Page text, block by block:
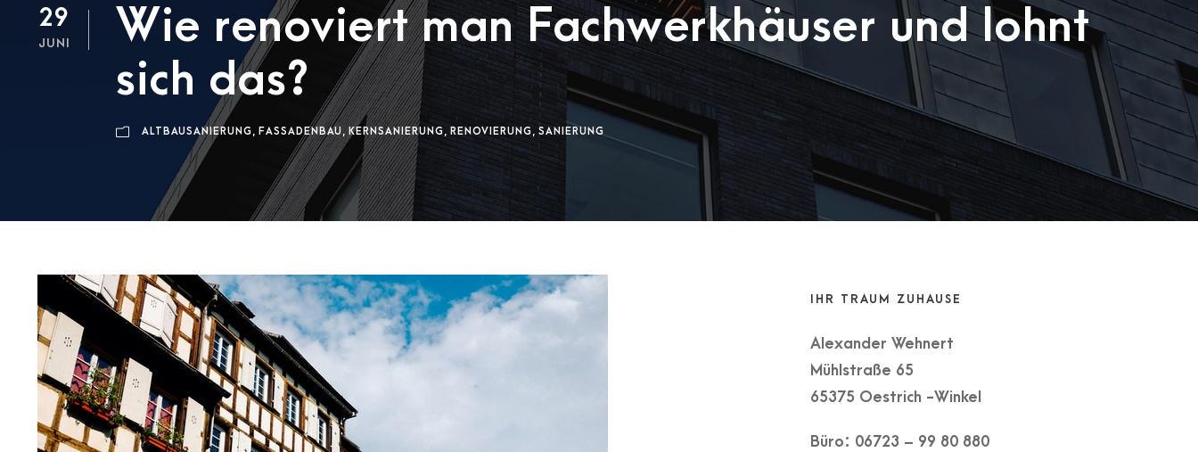
29
JUNI
Wie renoviert man Fachwerkhäuser und lohnt
sich das?
ALTBAUSANIERUNG , FASSADENBAU, KERNSANIERUNG, RENOVIERUNG, SANIERUNG
IHR TRAUM ZUHAUSE
Alexander Wehnert
Mühlstraße 65
65375 Oestrich -Winkel
Büro: 06723 – 99 80 880